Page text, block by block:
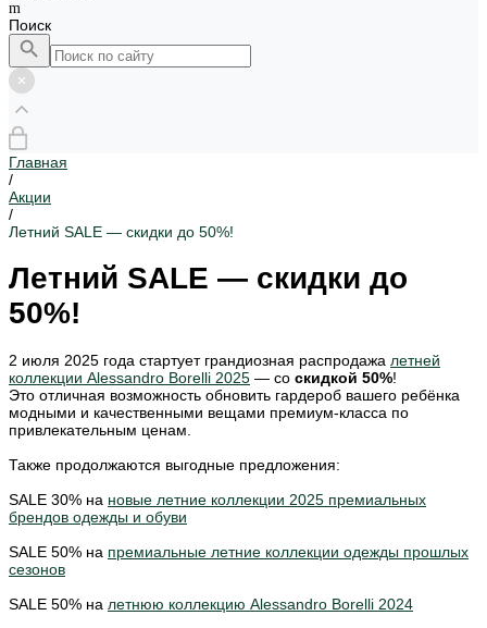
Поиск
Главная
/
Акции
/
Летний SALE — скидки до 50%!
Летний SALE — скидки до
50%!
2 июля 2025 года стартует грандиозная распродажа летней
коллекции Alessandro Borelli 2025 — со скидкой 50%!
Это отличная возможность обновить гардероб вашего ребёнка
модными и качественными вещами премиум-класса по
привлекательным ценам.
Также продолжаются выгодные предложения:
SALE 30% на новые летние коллекции 2025 премиальных
брендов одежды и обуви
SALE 50% на премиальные летние коллекции одежды прошлых
сезонов
SALE 50% на летнюю коллекцию Alessandro Borelli 2024